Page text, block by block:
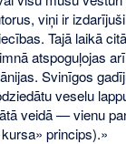
viņi ir
Tajā laikā
atspoguļojas
Svinīgos
veselu
veidā — vienu
princips).»